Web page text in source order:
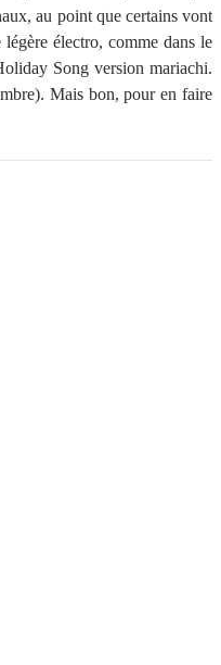
au point que certains vont
électro, comme dans le
Song version mariachi.
Mais bon, pour en faire